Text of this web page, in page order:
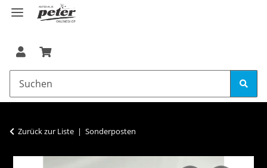
Zurück zur Liste Sonderposten